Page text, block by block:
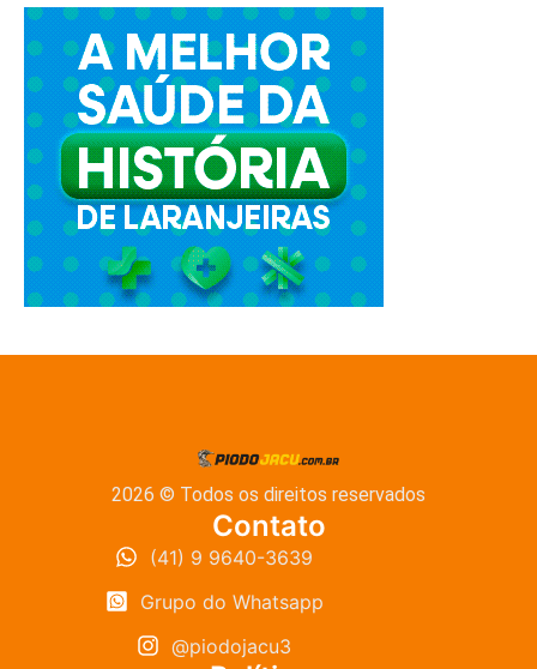
2026 © Todos os direitos reservados
Contato
(41) 9 9640-3639
Grupo do Whatsapp
@piodojacu3